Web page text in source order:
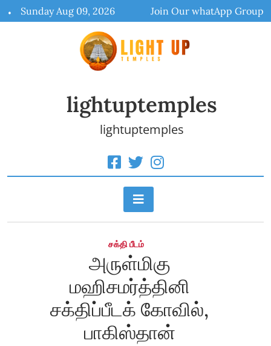
to
Sunday Aug 09, 2026 Join Our whatApp Group
lightuptemples
lightuptemples
சக்தி பீடம்
அருள்மிகு
மஹிசமர்த்தினி
சக்திப்பீடக் கோவில்,
பாகிஸ்தான்